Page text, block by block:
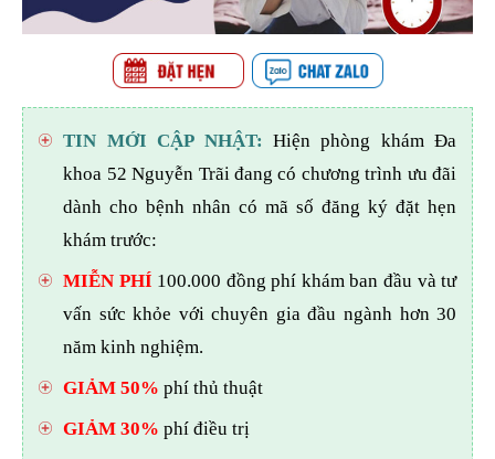
TIN MỚI CẬP NHẬT: Hiện phòng khám Đa
khoa 52 Nguyễn Trãi đang có chương trình ưu đãi
dành cho bệnh nhân có mã số đăng ký đặt hẹn
khám trước:
MIỄN PHÍ 100.000 đồng phí khám ban đầu và tư
vấn sức khỏe với chuyên gia đầu ngành hơn 30
năm kinh nghiệm.
GIẢM 50% phí thủ thuật
GIẢM 30% phí điều trị